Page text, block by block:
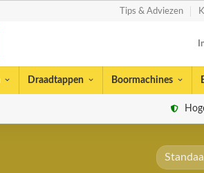
Tips & Adviezen
Draadtappen Boormachines